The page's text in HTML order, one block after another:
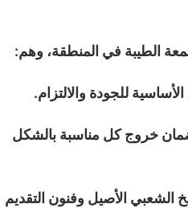
الطيبة في المنطقة، وهم:
للجودة والالتزام.
خروج كل مناسبة بالشكل
الشعبي الأصيل وفنون التقديم